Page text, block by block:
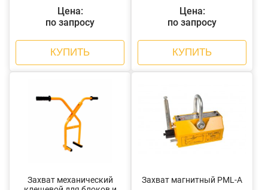
Цена:
по запросу
КУПИТЬ
Цена:
по запросу
КУПИТЬ
Захват механический
Захват магнитный PML-A